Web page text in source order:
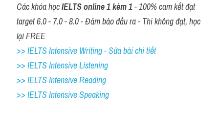
Các khóa học IELTS online 1 kèm 1 - 100% cam kết đạt
target 6.0 - 7.0 - 8.0 - Đảm bảo đầu ra - Thi không đạt, học
lại FREE
>> IELTS Intensive Writing - Sửa bài chi tiết
>> IELTS Intensive Listening
>> IELTS Intensive Reading
>> IELTS Intensive Speaking